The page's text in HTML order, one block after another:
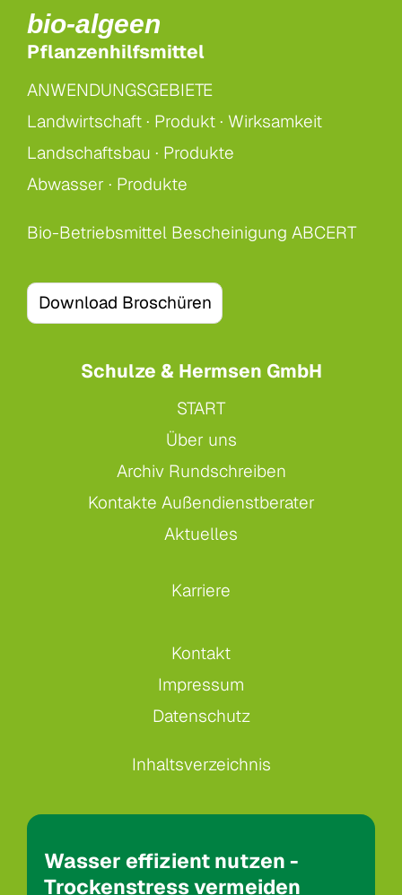
bio-algeen
Pflanzenhilfsmittel
ANWENDUNGSGEBIETE
Landwirtschaft · Produkt · Wirksamkeit
Landschaftsbau · Produkte
Abwasser · Produkte
Bio-Betriebsmittel Bescheinigung ABCERT
Download Broschüren
Schulze & Hermsen GmbH
START
Über uns
Archiv Rundschreiben
Kontakte Außendienstberater
Aktuelles
Karriere
Kontakt
Impressum
Datenschutz
Inhaltsverzeichnis
Wasser effizient nutzen -
Trockenstress vermeiden